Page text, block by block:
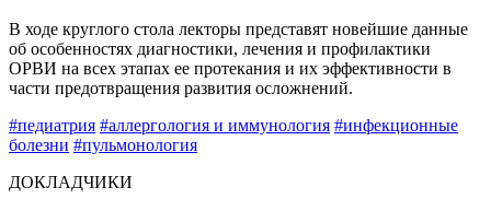
В ходе круглого стола лекторы представят новейшие данные
об особенностях диагностики, лечения и профилактики
ОРВИ на всех этапах ее протекания и их эффективности в
части предотвращения развития осложнений.
#педиатрия #аллергология и иммунология #инфекционные
болезни #пульмонология
ДОКЛАДЧИКИ